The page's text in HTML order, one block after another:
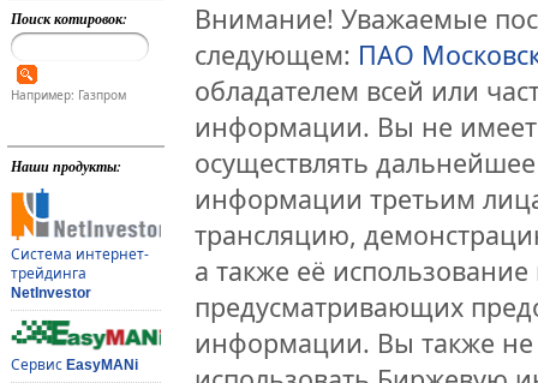
Поиск котировок:
Например: Газпром
Наши продукты:
Система интернет-
трейдинга
NetInvestor
Сервис EasyMANi
Внимание! Уважаемые
следующем: ПАО
обладателем всей или
информации. Вы не
осуществлять
информации третьим
трансляцию,
а также её
предусматривающих
информации. Вы также не